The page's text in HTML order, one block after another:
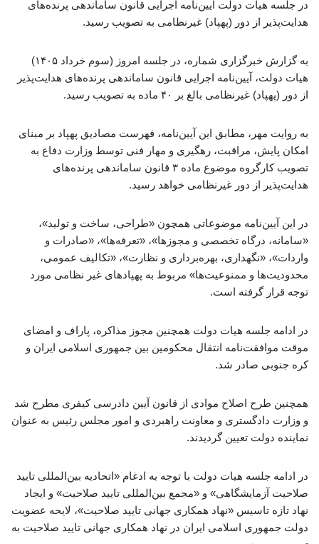
در جلسه هیات دولت آیین‌نامه اجرایی قانون ساماندهی پرنده‌های
هدایت‌پذیر از دور (پهپاد) غیرنظامی به تصویب رسید.
به گزارش خبرگزاری شماره، در جلسه امروز (سوم خرداد ۱۴۰۵)
هیات دولت، آیین‌نامه اجرایی قانون ساماندهی پرنده‌های هدایت‌پذیر
از دور (پهپاد) غیرنظامی بالغ بر ۴۰ ماده به تصویب رسید.
به روایت مهر، مطابق این آیین‌نامه، فهرست مصادیق پهپاد بر مبنای
امکان پایش، مراقبت، رهگیری و مهار فنی توسط وزارت دفاع به
تصویب کارگروه موضوع ماده ۳ قانون ساماندهی پرنده‌های
هدایت‌پذیر از دور غیرنظامی خواهد رسید.
در این آیین‌نامه موضوعاتی همچون «طراحی، ساخت و تولید»،
«سامانه، درگاه تخصصی و مجوزها»، «تعرفه‌ها»، «صادرات و
واردات»، «نگهداری، بهره‌برداری و نظارت»، «تکالیف عمومی،
محدودیت‌ها و ممنوعیت‌ها» مربوط به پهپادهای غیر نظامی مورد
توجه قرار گرفته است.
در ادامه جلسه هیات دولت همچنین مجوز مذاکره، پاراف و امضای
موقت موافقت‌نامه انتقال محکومین بین جمهوری اسلامی ایران و
کره جنوبی صادر شد.
همچنین طرح اصلاح موادی از قانون آیین دادرسی کیفری مطرح شد
و وزارت دادگستری و معاونت راهبردی و امور مجلس رئیس به عنوان
نماینده دولت تعیین گردیدند.
در ادامه جلسه هیات دولت با توجه به ادغام «اتحادیه بین‌المللی تایید
صلاحیت آزمایشگاهی» و «مجمع بین‌المللی تایید صلاحیت» و ایجاد
نهاد تازه تاسیس «نهاد همکاری جهانی تایید صلاحیت»، لایحه عضویت
دولت جمهوری اسلامی ایران در نهاد همکاری جهانی تایید صلاحیت به